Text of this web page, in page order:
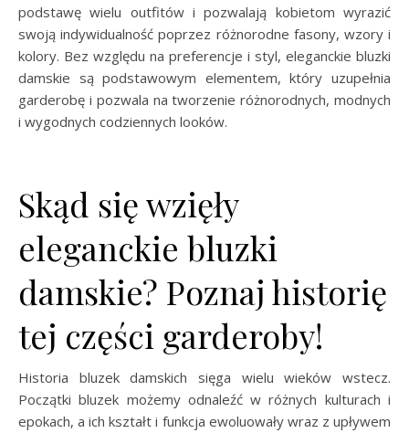
podstawę wielu outfitów i pozwalają kobietom wyrazić
swoją indywidualność poprzez różnorodne fasony, wzory i
kolory. Bez względu na preferencje i styl, eleganckie bluzki
damskie są podstawowym elementem, który uzupełnia
garderobę i pozwala na tworzenie różnorodnych, modnych
i wygodnych codziennych looków.
Skąd się wzięły
eleganckie bluzki
damskie? Poznaj historię
tej części garderoby!
Historia bluzek damskich sięga wielu wieków wstecz.
Początki bluzek możemy odnaleźć w różnych kulturach i
epokach, a ich kształt i funkcja ewoluowały wraz z upływem